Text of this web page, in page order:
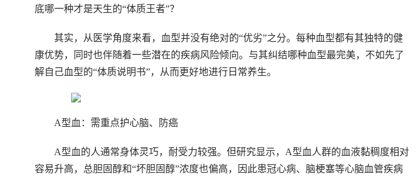
底哪一种才是天生的“体质王者”？
其实，从医学角度来看，血型并没有绝对的“优劣”之分。每种血型都有其独特的健
康优势，同时也伴随着一些潜在的疾病风险倾向。与其纠结哪种血型最完美，不如先了
解自己血型的“体质说明书”，从而更好地进行日常养生。
A型血：需重点护心脑、防癌
A型血的人通常身体灵巧，耐受力较强。但研究显示，A型血人群的血液黏稠度相对
容易升高，总胆固醇和“坏胆固醇”浓度也偏高，因此患冠心病、脑梗塞等心脑血管疾病